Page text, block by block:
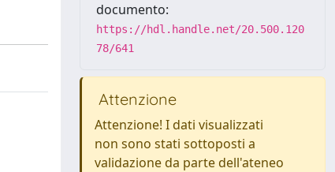
documento:
https://hdl.handle.net/20.500.120
78/641
Attenzione
Attenzione! I dati visualizzati
non sono stati sottoposti a
validazione da parte dell'ateneo